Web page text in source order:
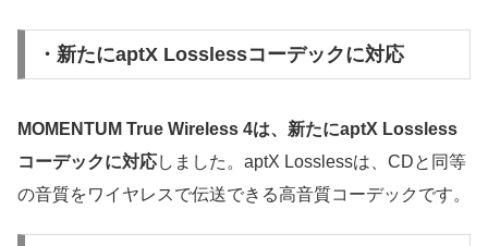
・新たにaptX Losslessコーデックに対応
MOMENTUM True Wireless 4は、新たにaptX Lossless
コーデックに対応しました。aptX Losslessは、CDと同等
の音質をワイヤレスで伝送できる高音質コーデックです。